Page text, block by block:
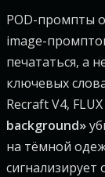
POD-промпты
image-
печататься, а
ключевых
Recraft V4,
background»
на тёмной